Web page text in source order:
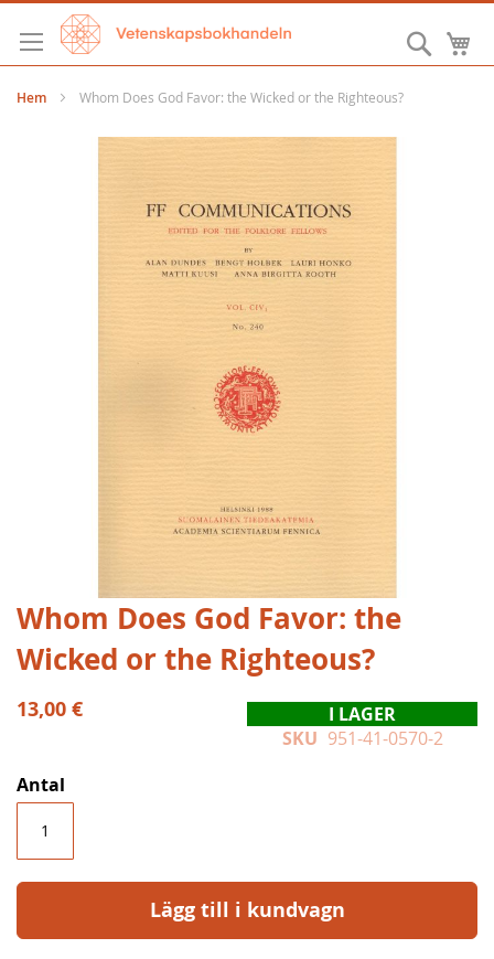
Hoppa
till
innehållet
Sök
Hem Whom Does God Favor: the Wicked or the Righteous?
Hoppa
till
början
bildgalleriet
Whom Does God Favor: the
Wicked or the Righteous?
13,00 €
I LAGER
SKU 951-41-0570-2
Antal
Lägg till i kundvagn